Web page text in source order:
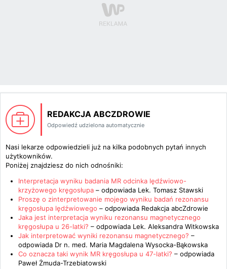
REDAKCJA ABCZDROWIE
Odpowiedź udzielona automatycznie
Nasi lekarze odpowiedzieli już na kilka podobnych pytań innych
użytkowników.
Poniżej znajdziesz do nich odnośniki:
Interpretacja wyniku badania MR odcinka lędźwiowo-
krzyżowego kręgosłupa – odpowiada Lek. Tomasz Stawski
Proszę o zinterpretowanie mojego wyniku badań rezonansu
kręgosłupa lędźwiowego – odpowiada Redakcja abcZdrowie
Jaka jest interpretacja wyniku rezonansu magnetycznego
kręgosłupa u 26-latki? – odpowiada Lek. Aleksandra Witkowska
Jak interpretować wyniki rezonansu magnetycznego? –
odpowiada Dr n. med. Maria Magdalena Wysocka-Bąkowska
Co oznacza taki wynik MR kręgosłupa u 47-latki? – odpowiada
Paweł Żmuda-Trzebiatowski